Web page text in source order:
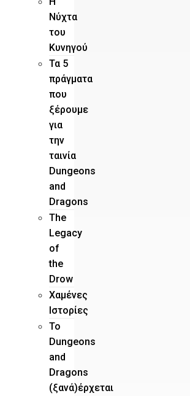
Νύχτα
του
Κυνηγού
Τα 5
πράγματα
που
ξέρουμε
για
την
ταινία
Dungeons
and
Dragons
The
Legacy
of
the
Drow
Χαμένες
Ιστορίες
Το
Dungeons
and
Dragons
(ξανά)έρχεται